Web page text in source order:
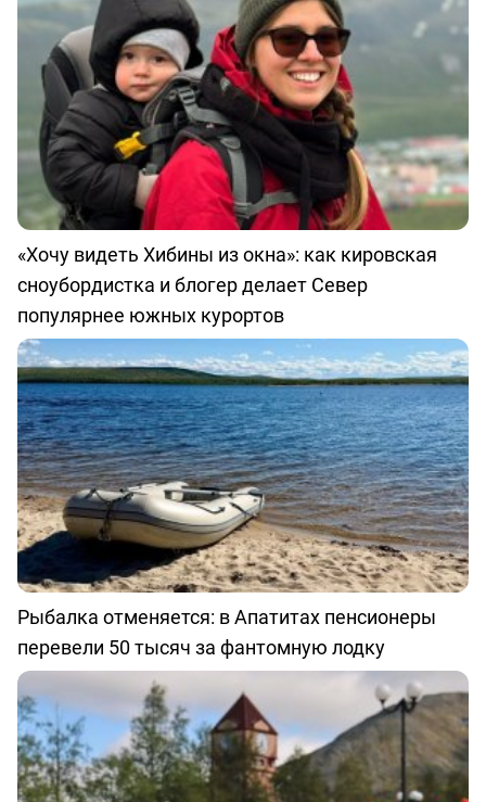
«Хочу видеть Хибины из окна»: как кировская
сноубордистка и блогер делает Север
популярнее южных курортов
Рыбалка отменяется: в Апатитах пенсионеры
перевели 50 тысяч за фантомную лодку